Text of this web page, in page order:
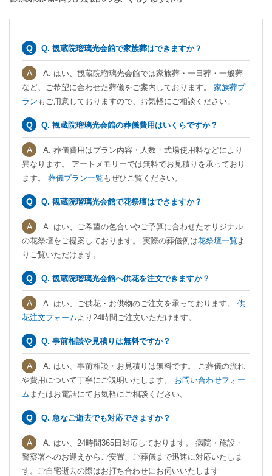
Q. 観蔵院瑠璃光会館で家族葬はできますか？
A. はい、観蔵院瑠璃光会館では家族葬・一日葬・一般葬
など、ご希望に合わせた葬儀をご案内しております。 家族葬プ
ラン もご用意しておりますので、お気軽にご相談ください。
Q. 観蔵院瑠璃光会館の葬儀費用はいくらですか？
A. 葬儀費用はプラン内容・人数・式場使用料などにより
異なります。 アートメモリーでは無料でお見積りを承っており
ます。 葬儀プラン一覧 もぜひご覧ください。
Q. 観蔵院瑠璃光会館で花祭壇はできますか？
A. はい、ご希望の色合いやご予算に合わせたオリジナル
の花祭壇をご提案しております。 実際の葬儀例は花祭壇一覧 よ
りご覧いただけます。
Q. 観蔵院瑠璃光会館へ供花を注文できますか？
A. はい、ご供花・お供物のご注文を承っております。 供
花注文フォーム より24時間ご注文いただけます。
Q. 事前相談や見積りは無料ですか？
A. はい、事前相談・お見積りは無料です。 ご葬儀の流れ
や費用について丁寧にご説明いたします。 お問い合わせフォー
ム またはお電話にてお気軽にご相談ください。
Q. 急なご逝去でも対応できますか？
A. はい、24時間365日対応しております。 病院・施設・
警察署へのお迎えからご安置、ご葬儀まで迅速に対応いたしま
す。ご自宅逝去の際はお打ち合わせにお伺いいたします